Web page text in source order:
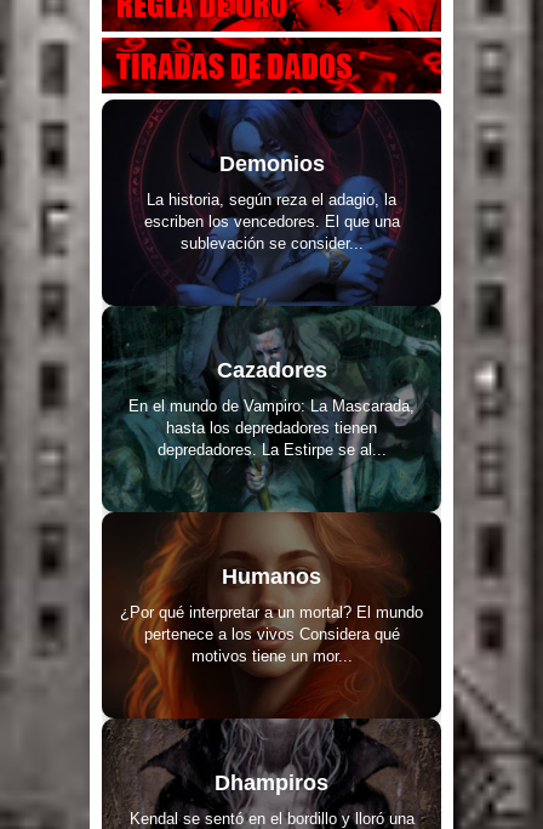
Demonios
La historia, según reza el adagio, la
escriben los vencedores. El que una
sublevación se consider...
Cazadores
En el mundo de Vampiro: La Mascarada,
hasta los depredadores tienen
depredadores. La Estirpe se al...
Humanos
¿Por qué interpretar a un mortal? El mundo
pertenece a los vivos Considera qué
motivos tiene un mor...
Dhampiros
Kendal se sentó en el bordillo y lloró una